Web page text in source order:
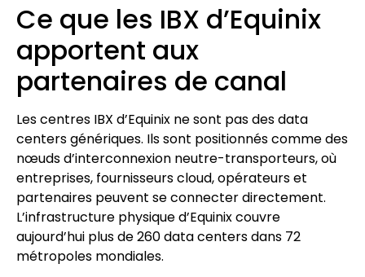
Ce que les IBX d’Equinix
apportent aux
partenaires de canal
Les centres IBX d’Equinix ne sont pas des data
centers génériques. Ils sont positionnés comme des
nœuds d’interconnexion neutre-transporteurs, où
entreprises, fournisseurs cloud, opérateurs et
partenaires peuvent se connecter directement.
L’infrastructure physique d’Equinix couvre
aujourd’hui plus de 260 data centers dans 72
métropoles mondiales.